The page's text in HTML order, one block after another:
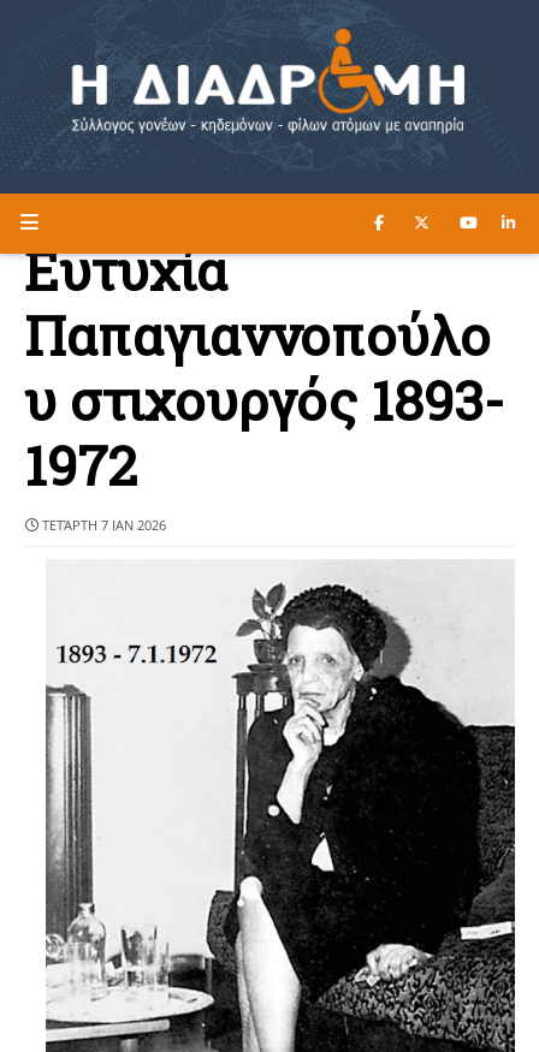
Η ΔΙΑΔΡΟΜΗ ΔΙΑΒΑΣΤΕ ΕΔΩ ►
Ευτυχία
Παπαγιαννοπούλο
υ στιχουργός 1893-
1972
ΤΕΤΆΡΤΗ 7 ΙΑΝ 2026